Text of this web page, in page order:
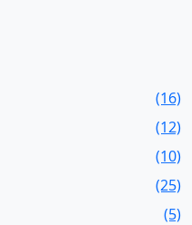
(16)
(12)
(10)
(25)
(5)